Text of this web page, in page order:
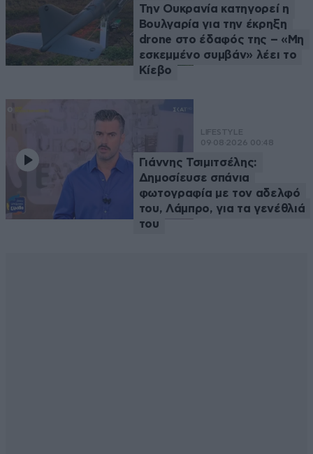
Την Ουκρανία κατηγορεί η
Βουλγαρία για την έκρηξη
drone στο έδαφός της – «Μη
εσκεμμένο συμβάν» λέει το
Κίεβο
LIFESTYLE
09·08·2026 00:48
Γιάννης Τσιμιτσέλης:
Δημοσίευσε σπάνια
φωτογραφία με τον αδελφό
του, Λάμπρο, για τα γενέθλιά
του